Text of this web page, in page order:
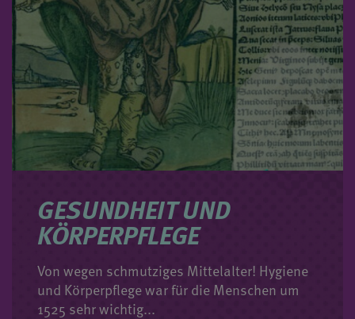
GESUNDHEIT UND
KÖRPERPFLEGE
Von wegen schmutziges Mittelalter! Hygiene
und Körperpflege war für die Menschen um
1525 sehr wichtig...